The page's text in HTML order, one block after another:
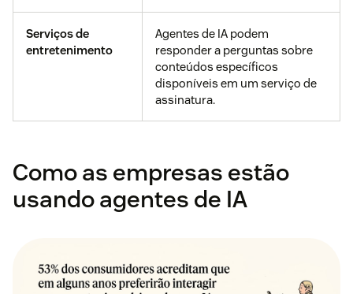
Serviços de
entretenimento
Agentes de IA podem
responder a perguntas sobre
conteúdos específicos
disponíveis em um serviço de
assinatura.
Como as empresas estão
usando agentes de IA